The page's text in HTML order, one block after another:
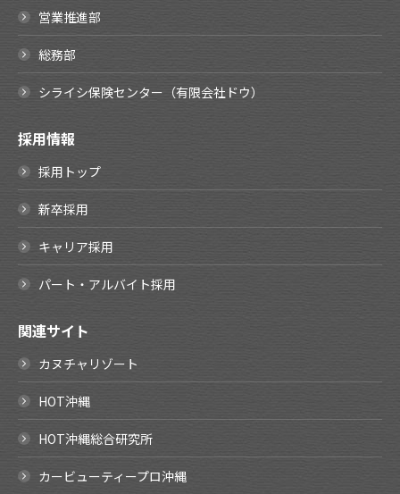
営業推進部
総務部
シライシ保険センター（有限会社ドウ）
採用情報
採用トップ
新卒採用
キャリア採用
パート・アルバイト採用
関連サイト
カヌチャリゾート
HOT沖縄
HOT沖縄総合研究所
カービューティープロ沖縄